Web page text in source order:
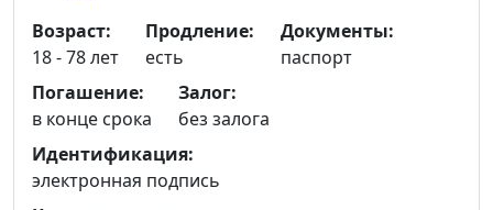
Возраст:
18 - 78 лет
Продление:
есть
Документы:
паспорт
Погашение:
в конце срока
Залог:
без залога
Идентификация:
электронная подпись